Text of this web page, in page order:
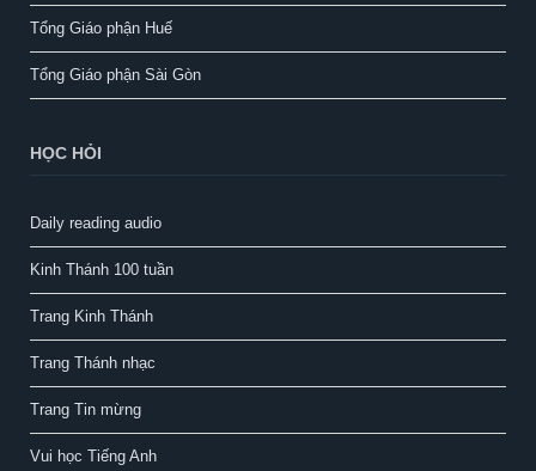
Tổng Giáo phận Huế
Tổng Giáo phận Sài Gòn
HỌC HỎI
Daily reading audio
Kinh Thánh 100 tuần
Trang Kinh Thánh
Trang Thánh nhạc
Trang Tin mừng
Vui học Tiếng Anh